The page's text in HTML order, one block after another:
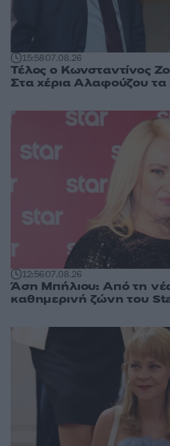
15:5807.08.26
Τέλος ο Κωνσταντίνος
Στα χέρια Αλαφούζου
12:5607.08.26
Άση Μπήλιου: Από τη
καθημερινή ζώνη του